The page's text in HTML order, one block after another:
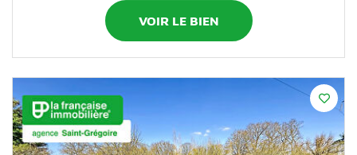
VOIR LE BIEN